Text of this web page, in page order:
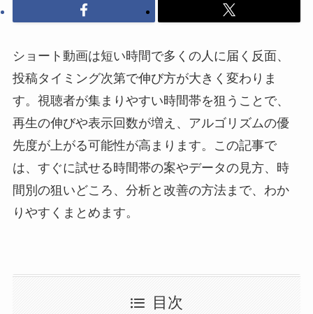
ショート動画は短い時間で多くの人に届く反面、
投稿タイミング次第で伸び方が大きく変わりま
す。視聴者が集まりやすい時間帯を狙うことで、
再生の伸びや表示回数が増え、アルゴリズムの優
先度が上がる可能性が高まります。この記事で
は、すぐに試せる時間帯の案やデータの見方、時
間別の狙いどころ、分析と改善の方法まで、わか
りやすくまとめます。
目次